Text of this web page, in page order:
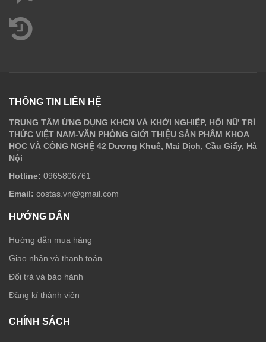
THÔNG TIN LIÊN HỆ
TRUNG TÂM ỨNG DỤNG KHCN VÀ KHỞI NGHIỆP, HỘI NỮ TRÍ
THỨC VIỆT NAM-VĂN PHÒNG GIỚI THIỆU SẢN PHẨM KHOA
HỌC VÀ CÔNG NGHỆ 42 Dương Khuê, Mai Dịch, Cầu Giấy, Hà
Nội
Hotline: 0965806761
Email: costas.vn@gmail.com
HƯỚNG DẪN
Hướng dẫn mua hàng
Giao nhận và thanh toán
Đổi trả và bảo hành
Đăng kí thành viên
CHÍNH SÁCH